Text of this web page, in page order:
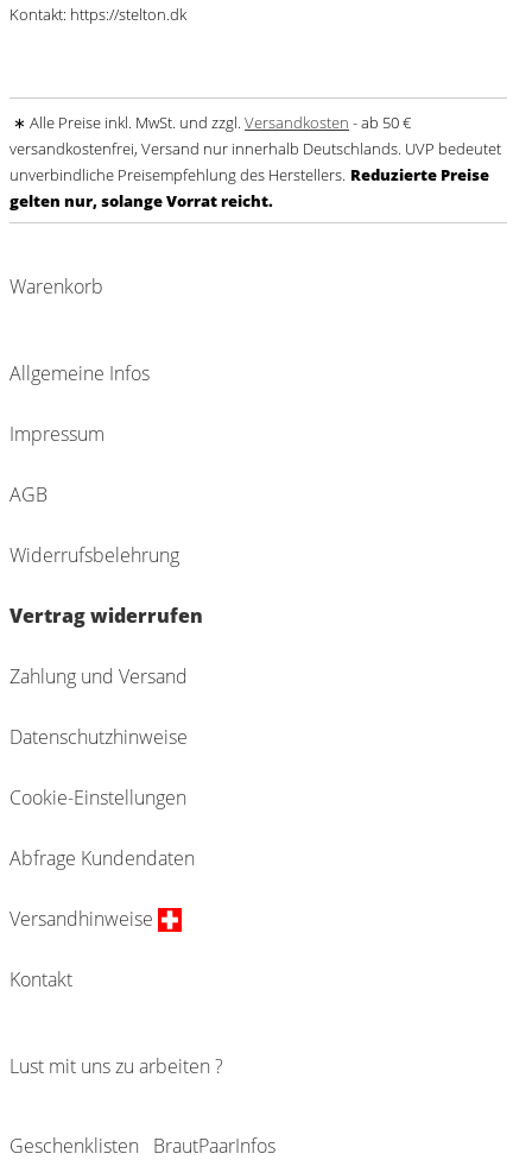
Kontakt: https://stelton.dk
∗ Alle Preise inkl. MwSt. und zzgl. Versandkosten - ab 50 €
versandkostenfrei, Versand nur innerhalb Deutschlands. UVP bedeutet
unverbindliche Preisempfehlung des Herstellers. Reduzierte Preise
gelten nur, solange Vorrat reicht.
Warenkorb
Allgemeine Infos
Impressum
AGB
Widerrufsbelehrung
Vertrag widerrufen
Zahlung und Versand
Datenschutzhinweise
Cookie-Einstellungen
Abfrage Kundendaten
Versandhinweise
Kontakt
Lust mit uns zu arbeiten ?
Geschenklisten BrautPaarInfos